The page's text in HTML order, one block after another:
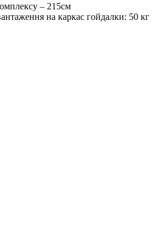
– 215см
на каркас гойдалки: 50 кг